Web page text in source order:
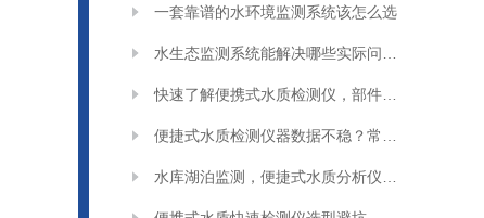
一套靠谱的水环境监测系统该怎么选